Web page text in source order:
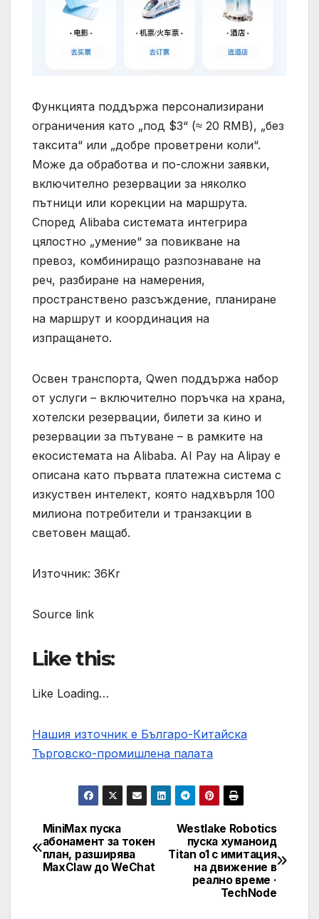
Функцията поддържа персонализирани
ограничения като „под $3“ (≈ 20 RMB), „без
таксита“ или „добре проветрени коли“.
Може да обработва и по-сложни заявки,
включително резервации за няколко
пътници или корекции на маршрута.
Според Alibaba системата интегрира
цялостно „умение“ за повикване на
превоз, комбиниращо разпознаване на
реч, разбиране на намерения,
пространствено разсъждение, планиране
на маршрут и координация на
изпращането.
Освен транспорта, Qwen поддържа набор
от услуги – включително поръчка на храна,
хотелски резервации, билети за кино и
резервации за пътуване – в рамките на
екосистемата на Alibaba. AI Pay на Alipay е
описана като първата платежна система с
изкуствен интелект, която надхвърля 100
милиона потребители и транзакции в
световен мащаб.
Източник: 36Kr
Source link
Like this:
Like Loading…
Нашия източник е Българо-Китайска
Търговско-промишлена палaта
Post
navigation
Westlake Robotics
пуска хуманоид
Titan o1 с имитация
на движение в
реално време ·
TechNode
MiniMax пуска
абонамент за токен
план, разширява
MaxClaw до WeChat